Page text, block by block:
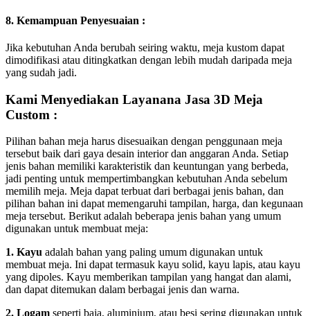
8. Kemampuan Penyesuaian :
Jika kebutuhan Anda berubah seiring waktu, meja kustom dapat
dimodifikasi atau ditingkatkan dengan lebih mudah daripada meja
yang sudah jadi.
Kami Menyediakan Layanana Jasa 3D Meja
Custom :
Pilihan bahan meja harus disesuaikan dengan penggunaan meja
tersebut baik dari gaya desain interior dan anggaran Anda. Setiap
jenis bahan memiliki karakteristik dan keuntungan yang berbeda,
jadi penting untuk mempertimbangkan kebutuhan Anda sebelum
memilih meja. Meja dapat terbuat dari berbagai jenis bahan, dan
pilihan bahan ini dapat memengaruhi tampilan, harga, dan kegunaan
meja tersebut. Berikut adalah beberapa jenis bahan yang umum
digunakan untuk membuat meja:
1. Kayu adalah bahan yang paling umum digunakan untuk
membuat meja. Ini dapat termasuk kayu solid, kayu lapis, atau kayu
yang dipoles. Kayu memberikan tampilan yang hangat dan alami,
dan dapat ditemukan dalam berbagai jenis dan warna.
2. Logam seperti baja, aluminium, atau besi sering digunakan untuk